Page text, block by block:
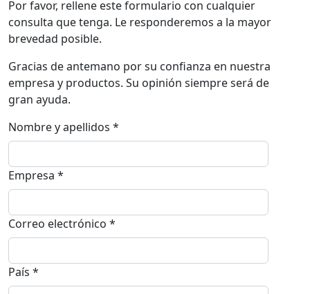
Por favor, rellene este formulario con cualquier
consulta que tenga. Le responderemos a la mayor
brevedad posible.
Gracias de antemano por su confianza en nuestra
empresa y productos. Su opinión siempre será de
gran ayuda.
Nombre y apellidos *
Empresa *
Correo electrónico *
País *